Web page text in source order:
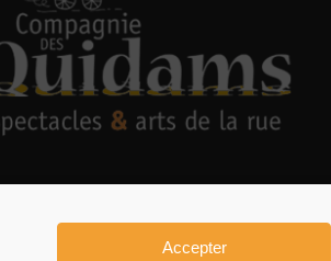
Accepter